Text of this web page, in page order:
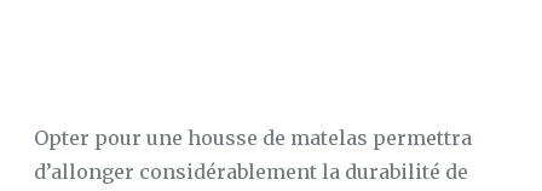
CONFORT
MAISON
Opter pour une housse de matelas permettra
d’allonger considérablement la durabilité de